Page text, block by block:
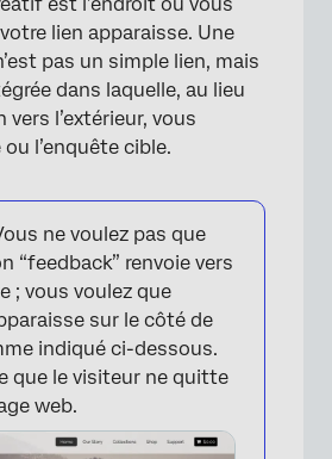
intégrée à un Créatif
barres de défilement
lien apparaisse. Une
pas un simple lien, mais
dans laquelle, au lieu
vers l’extérieur, vous
l’enquête cible.
ne voulez pas que
“feedback” renvoie vers
; vous voulez que
sur le côté de
indiqué ci-dessous.
que le visiteur ne quitte
web.